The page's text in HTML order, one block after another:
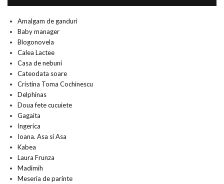
Amalgam de ganduri
Baby manager
Blogonovela
Calea Lactee
Casa de nebuni
Cateodata soare
Cristina Toma Cochinescu
Delphinas
Doua fete cucuiete
Gagaita
Ingerica
Ioana. Asa si Asa
Kabea
Laura Frunza
Madimih
Meseria de parinte